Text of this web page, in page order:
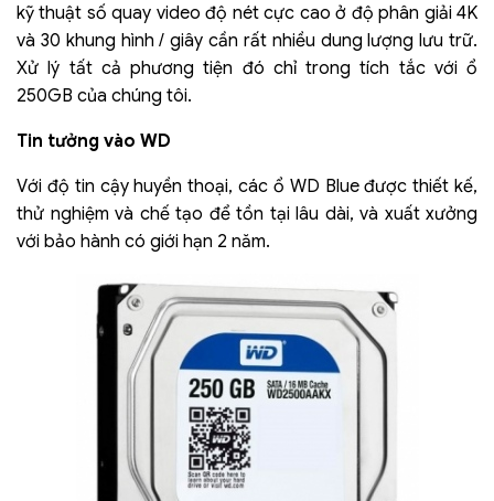
kỹ thuật số quay video độ nét cực cao ở độ phân giải 4K
và 30 khung hình / giây cần rất nhiều dung lượng lưu trữ.
Xử lý tất cả phương tiện đó chỉ trong tích tắc với ổ
250GB của chúng tôi.
Tin tưởng vào WD
Với độ tin cậy huyền thoại, các ổ WD Blue được thiết kế,
thử nghiệm và chế tạo để tồn tại lâu dài, và xuất xưởng
với bảo hành có giới hạn 2 năm.